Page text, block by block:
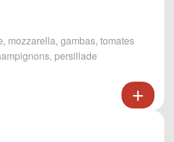
mozzarella, gambas, tomates
persillade